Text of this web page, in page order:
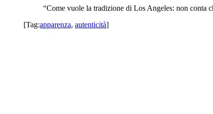
“Come vuole la tradizione di Los Angeles: non conta
[Tag:apparenza, autenticità]